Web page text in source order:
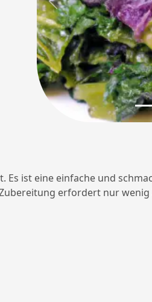
Previous
Es ist eine einfache und
erfordert nur